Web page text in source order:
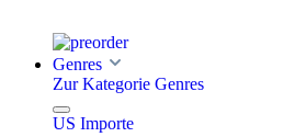
Genres
Zur Kategorie Genres
US Importe